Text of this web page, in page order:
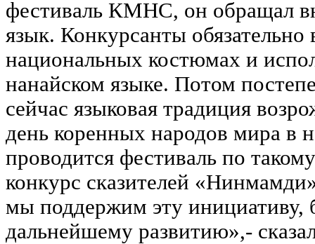
фестиваль КМНС, он обращал
язык. Конкурсанты
национальных костюмах и
нанайском языке. Потом
сейчас языковая традиция
день коренных народов мира в
проводится фестиваль по
конкурс сказителей
мы поддержим эту инициативу,
дальнейшему развитию»,-